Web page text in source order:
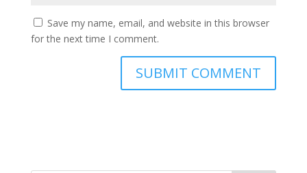
Save my name, email, and website in this browser
for the next time I comment.